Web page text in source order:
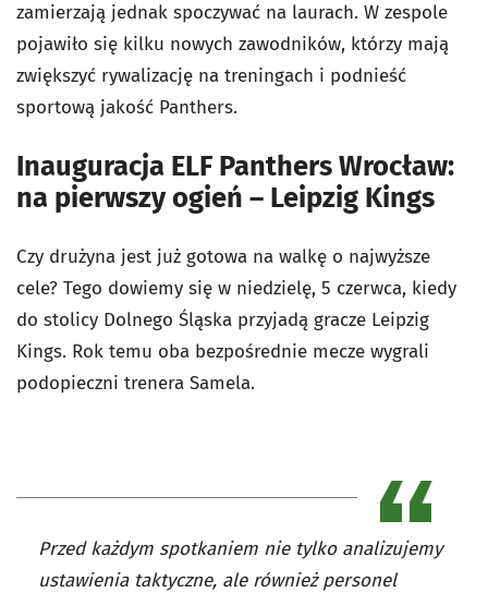
zamierzają jednak spoczywać na laurach. W zespole
pojawiło się kilku nowych zawodników, którzy mają
zwiększyć rywalizację na treningach i podnieść
sportową jakość Panthers.
Inauguracja ELF Panthers Wrocław:
na pierwszy ogień – Leipzig Kings
Czy drużyna jest już gotowa na walkę o najwyższe
cele? Tego dowiemy się w niedzielę, 5 czerwca, kiedy
do stolicy Dolnego Śląska przyjadą gracze Leipzig
Kings. Rok temu oba bezpośrednie mecze wygrali
podopieczni trenera Samela.
Przed każdym spotkaniem nie tylko analizujemy
ustawienia taktyczne, ale również personel